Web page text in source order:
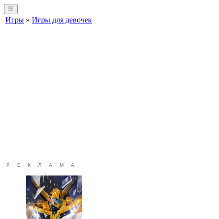
☰
Игры » Игры для девочек
РЕКЛАМА